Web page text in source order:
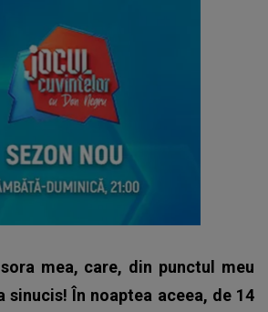
mea, care, din punctul meu
sinucis! În noaptea aceea, de 14